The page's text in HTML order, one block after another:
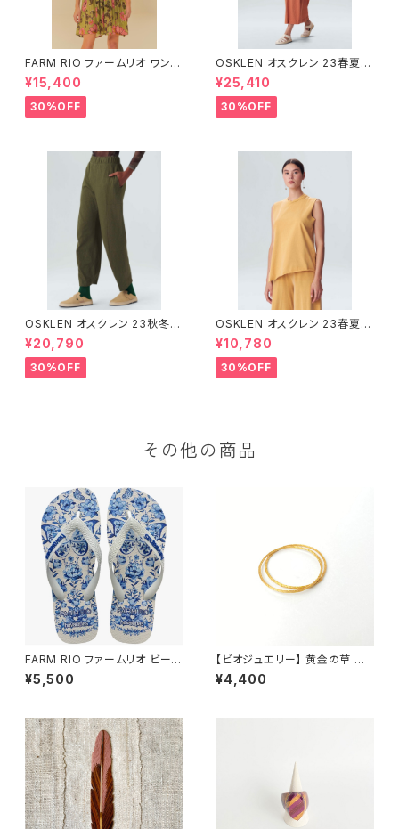
FARM RIO ファームリオ ワンピ
ース Aurora Floral
¥15,400
30%OFF
OSKLEN オスクレン 23春夏
ワンピース 1088-67330
¥25,410
30%OFF
OSKLEN オスクレン 23秋冬
ボトムス 1041-66127
¥20,790
30%OFF
OSKLEN オスクレン 23春夏 ト
ップス 1027-67292
¥10,780
30%OFF
その他の商品
FARM RIO ファームリオ ビーチ
サンダル Havaianas Jardim
de Porcelana
¥5,500
【ビオジュエリー】 黄金の草 カッ
ピンドウラード バングル スリム
2本セット S, M, L
¥4,400